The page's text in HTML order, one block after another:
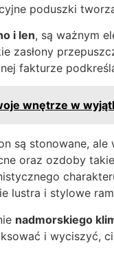
poduszki
i len, są ważnym
zasłony
fakturze
wnętrze w
są stonowane, ale
oraz ozdoby
lustra i stylowe
nadmorskiego
i wyciszyć,